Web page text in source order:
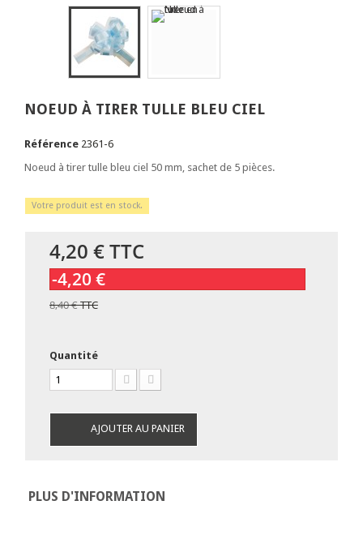
NOEUD À TIRER TULLE BLEU CIEL
Référence 2361-6
Noeud à tirer tulle bleu ciel 50 mm, sachet de 5 pièces.
Votre produit est en stock.
4,20 €TTC
-4,20 €
8,40 €TTC
Quantité
AJOUTER AU PANIER
PLUS D'INFORMATION